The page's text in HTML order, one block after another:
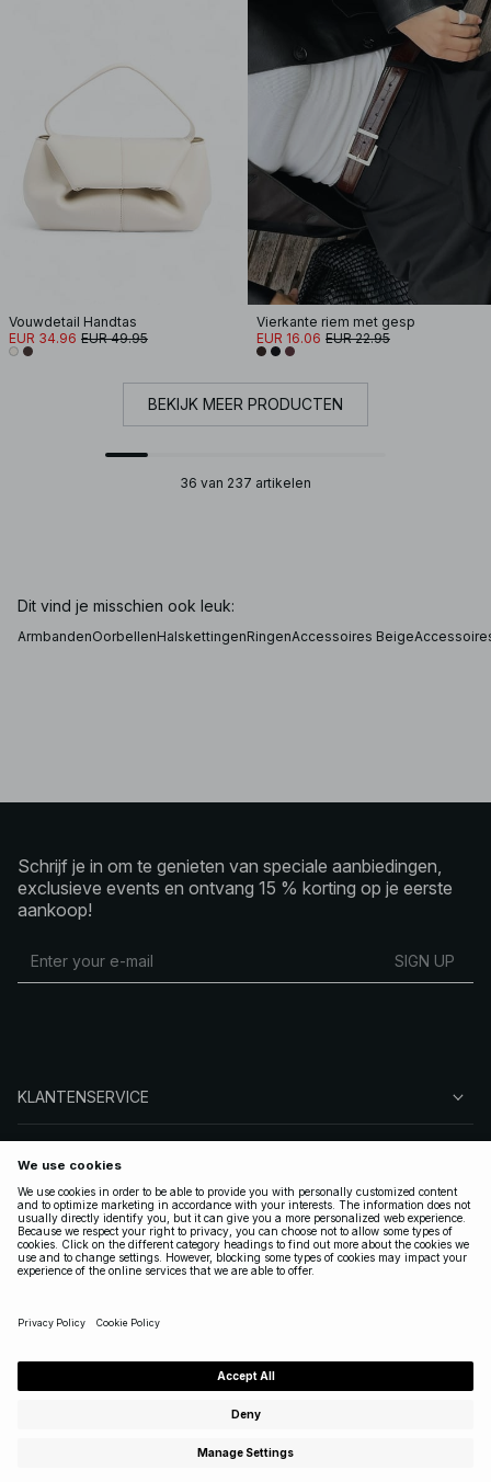
Vouwdetail Handtas
EUR 34.96 EUR 49.95
Vierkante riem met gesp
EUR 16.06 EUR 22.95
BEKIJK MEER PRODUCTEN
36 van 237 artikelen
Dit vind je misschien ook leuk:
ArmbandenOorbellenHalskettingenRingenAccessoires Beige
Schrijf je in om te genieten van speciale aanbiedingen,
exclusieve events en ontvang 15 % korting op je eerste
aankoop!
SIGN UP
KLANTENSERVICE
VOLG ONS
LEGAAL
NEDERLANDS